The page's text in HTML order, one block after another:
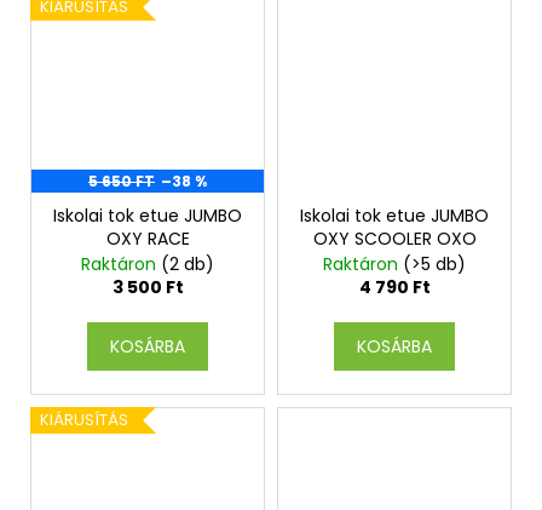
KIÁRUSÍTÁS
5 650 FT –38 %
Iskolai tok etue JUMBO
OXY RACE
Raktáron (2 db)
3 500 Ft
KOSÁRBA
Iskolai tok etue JUMBO
OXY SCOOLER OXO
Raktáron (>5 db)
4 790 Ft
KOSÁRBA
KIÁRUSÍTÁS